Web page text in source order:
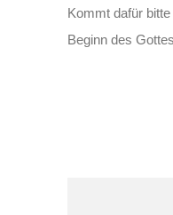
Kommt dafür
Beginn des